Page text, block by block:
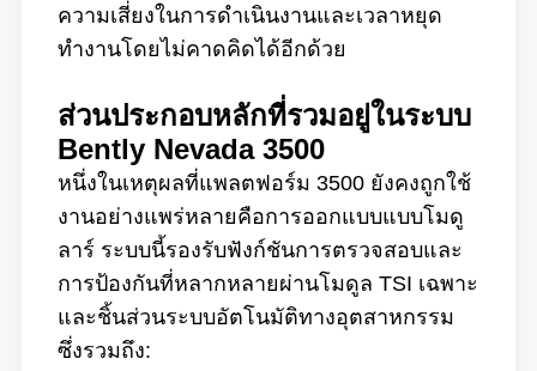
ความเสี่ยงในการดำเนินงานและเวลาหยุด
ทำงานโดยไม่คาดคิดได้อีกด้วย
ส่วนประกอบหลักที่รวมอยู่ในระบบ
Bently Nevada 3500
หนึ่งในเหตุผลที่แพลตฟอร์ม 3500 ยังคงถูกใช้
งานอย่างแพร่หลายคือการออกแบบแบบโมดู
ลาร์ ระบบนี้รองรับฟังก์ชันการตรวจสอบและ
การป้องกันที่หลากหลายผ่านโมดูล TSI เฉพาะ
และชิ้นส่วนระบบอัตโนมัติทางอุตสาหกรรม
ซึ่งรวมถึง: